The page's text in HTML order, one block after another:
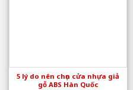
5 lý do nên chọn cửa nhựa giả
gỗ ABS Hàn Quốc